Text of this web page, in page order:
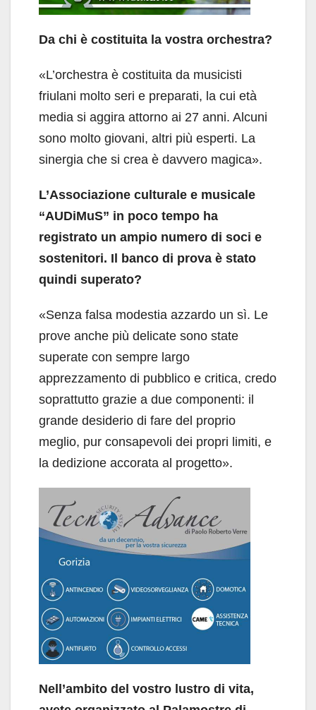
Da chi è costituita la vostra orchestra?
«L’orchestra è costituita da musicisti
friulani molto seri e preparati, la cui età
media si aggira attorno ai 27 anni. Alcuni
sono molto giovani, altri più esperti. La
sinergia che si crea è davvero magica».
L’Associazione culturale e musicale
“AUDiMuS” in poco tempo ha
registrato un ampio numero di soci e
sostenitori. Il banco di prova è stato
quindi superato?
«Senza falsa modestia azzardo un sì. Le
prove anche più delicate sono state
superate con sempre largo
apprezzamento di pubblico e critica, credo
soprattutto grazie a due componenti: il
grande desiderio di fare del proprio
meglio, pur consapevoli dei propri limiti, e
la dedizione accorata al progetto».
Nell’ambito del vostro lustro di vita,